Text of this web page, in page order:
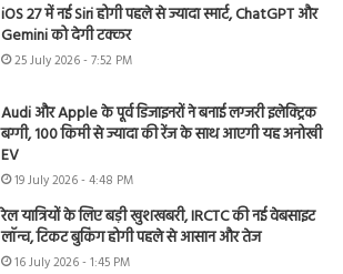
iOS 27 में नई Siri होगी पहले से ज्यादा स्मार्ट, ChatGPT और
Gemini को देगी टक्कर
25 July 2026 - 7:52 PM
Audi और Apple के पूर्व डिजाइनरों ने बनाई लग्जरी इलेक्ट्रिक
बग्गी, 100 किमी से ज्यादा की रेंज के साथ आएगी यह अनोखी
EV
19 July 2026 - 4:48 PM
रेल यात्रियों के लिए बड़ी खुशखबरी, IRCTC की नई वेबसाइट
लॉन्च, टिकट बुकिंग होगी पहले से आसान और तेज
16 July 2026 - 1:45 PM